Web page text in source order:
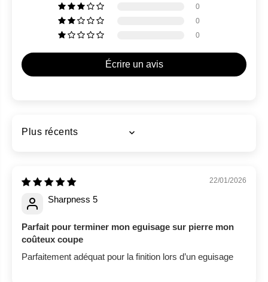
0
0
0
Écrire un avis
Sort by
22/01/2026
Sharpness 5
Parfait pour terminer mon eguisage sur pierre mon
coûteux coupe
Parfaitement adéquat pour la finition lors d’un eguisage
durant les heures d’ouverture (10 h à 17 h).
Toute commande passée en dehors des heures
prochain jour ouvrable.